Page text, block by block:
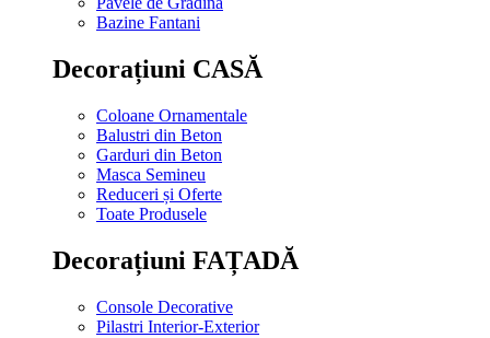
Bazine Fantani
Decorațiuni CASĂ
Coloane Ornamentale
Balustri din Beton
Garduri din Beton
Masca Semineu
Reduceri și Oferte
Toate Produsele
Decorațiuni FAȚADĂ
Console Decorative
Pilastri Interior-Exterior